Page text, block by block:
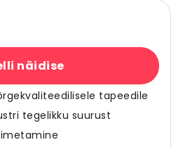
näidise
tapeedile
tegelikku suurust